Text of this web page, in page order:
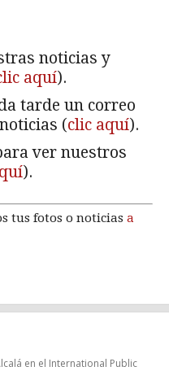
noticias y
aquí).
tarde un correo
(clic aquí).
ver nuestros
).
tus fotos o noticias a